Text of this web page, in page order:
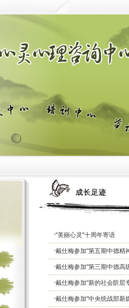
成长足迹
·“美丽心灵”十周年寄语
·戴仕梅参加“第五期中德
·戴仕梅参加“第三期中德
·戴仕梅参加“新的社会阶层
·戴仕梅参加“中央统战部